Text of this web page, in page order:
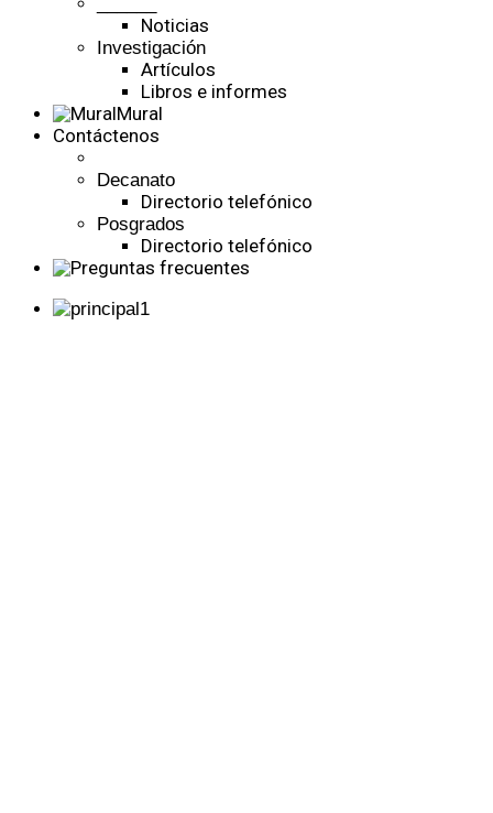
Noticias
Investigación
Artículos
Libros e informes
Mural
Contáctenos
Decanato
Directorio telefónico
Posgrados
Directorio telefónico